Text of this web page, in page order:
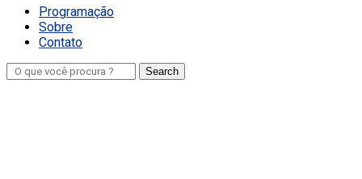
Programação
Sobre
Contato
Search